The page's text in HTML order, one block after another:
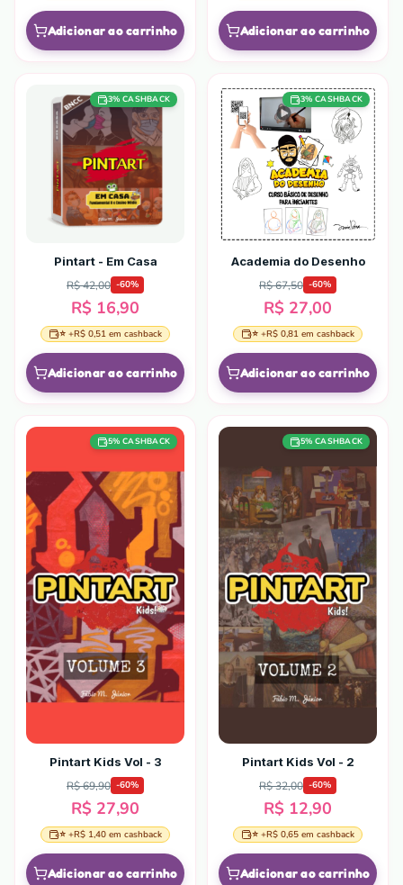
Adicionar ao carrinho Adicionar ao carrinho
3% CASHBACK
Pintart - Em Casa
R$ 42,00 -60%
R$ 16,90
⭐ +R$ 0,51 em cashback
Adicionar ao carrinho
3% CASHBACK
Academia do Desenho
R$ 67,50 -60%
R$ 27,00
⭐ +R$ 0,81 em cashback
Adicionar ao carrinho
5% CASHBACK
Pintart Kids Vol - 3
R$ 69,90 -60%
R$ 27,90
⭐ +R$ 1,40 em cashback
Adicionar ao carrinho
5% CASHBACK
Pintart Kids Vol - 2
R$ 32,00 -60%
R$ 12,90
⭐ +R$ 0,65 em cashback
Adicionar ao carrinho